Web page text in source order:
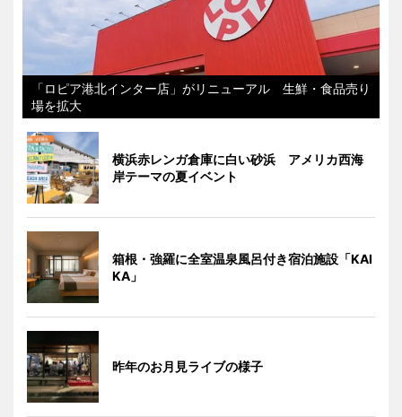
「ロピア港北インター店」がリニューアル 生鮮・食品売り
場を拡大
横浜赤レンガ倉庫に白い砂浜 アメリカ西海
岸テーマの夏イベント
箱根・強羅に全室温泉風呂付き宿泊施設「KAI
KA」
昨年のお月見ライブの様子